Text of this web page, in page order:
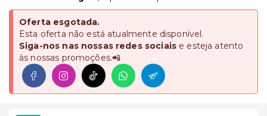
Oferta esgotada.
Esta oferta não está atualmente disponível.
Siga-nos nas nossas redes sociaise esteja atento
às nossas promoções.📲